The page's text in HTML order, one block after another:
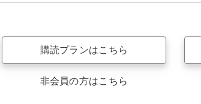
購読プランはこちら
非会員の方はこちら